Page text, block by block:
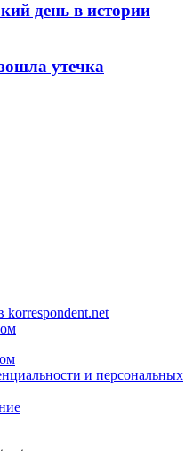
день в истории
утечка
korrespondent.net
и персональных